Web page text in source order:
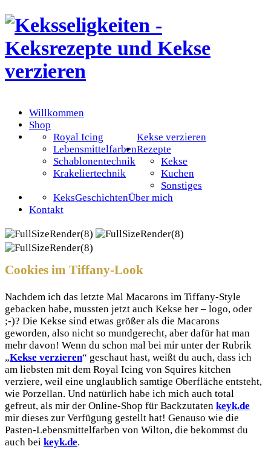
Willkommen
Shop
Kekse verzieren
Royal Icing
Lebensmittelfarben
Schablonentechnik
Krakeliertechnik
Rezepte
Kekse
Kuchen
Sonstiges
Über mich
KeksGeschichten
Kontakt
Cookies im Tiffany-Look
Nachdem ich das letzte Mal Macarons im Tiffany-Style
gebacken habe, mussten jetzt auch Kekse her – logo, oder
;-)? Die Kekse sind etwas größer als die Macarons
geworden, also nicht so mundgerecht, aber dafür hat man
mehr davon! Wenn du schon mal bei mir unter der Rubrik
„Kekse verzieren“ geschaut hast, weißt du auch, dass ich
am liebsten mit dem Royal Icing von Squires kitchen
verziere, weil eine unglaublich samtige Oberfläche entsteht,
wie Porzellan. Und natürlich habe ich mich auch total
gefreut, als mir der Online-Shop für Backzutaten keyk.de
mir dieses zur Verfügung gestellt hat! Genauso wie die
Pasten-Lebensmittelfarben von Wilton, die bekommst du
auch bei keyk.de.